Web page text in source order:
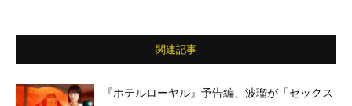
関連記事
『ホテルローヤル』予告編、波瑠が「セックス